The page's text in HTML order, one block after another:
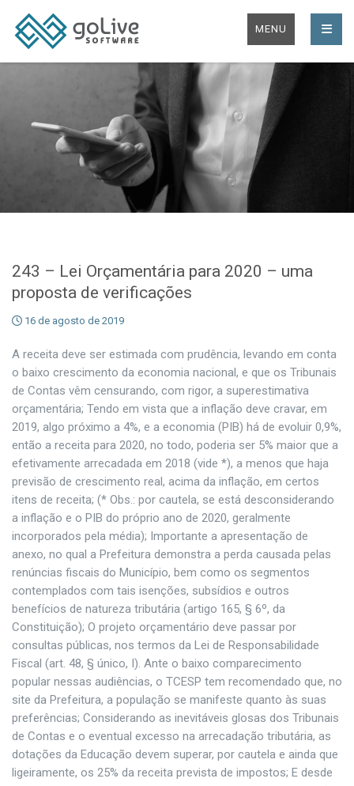
MENU
243 – Lei Orçamentária para 2020 – uma
proposta de verificações
16 de agosto de 2019
A receita deve ser estimada com prudência, levando em conta
o baixo crescimento da economia nacional, e que os Tribunais
de Contas vêm censurando, com rigor, a superestimativa
orçamentária; Tendo em vista que a inflação deve cravar, em
2019, algo próximo a 4%, e a economia (PIB) há de evoluir 0,9%,
então a receita para 2020, no todo, poderia ser 5% maior que a
efetivamente arrecadada em 2018 (vide *), a menos que haja
previsão de crescimento real, acima da inflação, em certos
itens de receita; (* Obs.: por cautela, se está desconsiderando
a inflação e o PIB do próprio ano de 2020, geralmente
incorporados pela média); Importante a apresentação de
anexo, no qual a Prefeitura demonstra a perda causada pelas
renúncias fiscais do Município, bem como os segmentos
contemplados com tais isenções, subsídios e outros
benefícios de natureza tributária (artigo 165, § 6º, da
Constituição); O projeto orçamentário deve passar por
consultas públicas, nos termos da Lei de Responsabilidade
Fiscal (art. 48, § único, I). Ante o baixo comparecimento
popular nessas audiências, o TCESP tem recomendado que, no
site da Prefeitura, a população se manifeste quanto às suas
preferências; Considerando as inevitáveis glosas dos Tribunais
de Contas e o eventual excesso na arrecadação tributária, as
dotações da Educação devem superar, por cautela e ainda que
ligeiramente, os 25% da receita prevista de impostos; E desde